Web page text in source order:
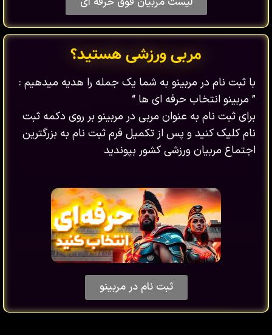
مربی ورزشی هستید؟
با ثبت نام در مربینو به شما یک جمله را هدیه میدهیم :
” مربینو انتخاب حرفه ای ها “
برای ثبت نام به عنوان مربی در مربینو بر روی دکمه ثبت
نام کلیک کنید و پس از تکمیل فرم ثبت نام به بزرگترین
اجتماع مربیان ورزشی کشور بپوندید
ثبت نام در مربینو